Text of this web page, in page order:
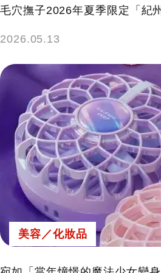
毛穴撫子2026年夏季限定「紀
2026.05.13
美容／化妝品